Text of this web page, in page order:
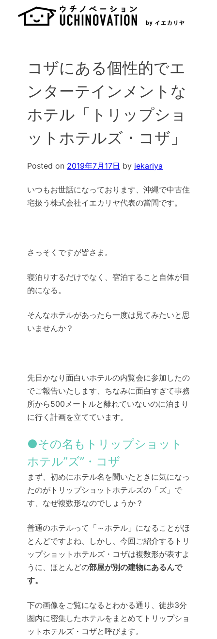
コザにある個性的でエ
ンターテインメントな
ホテル「トリップショ
ットホテルズ・コザ」
Posted on 2019年7月17日 by iekariya
いつもお世話になっております、沖縄で中古住
宅扱う株式会社イエカリヤ代表の當間です。
さっそくですが皆さま。
寝泊りするだけでなく、宿泊すること自体が目
的になる。
そんなホテルがあったら一度は見てみたいと思
いませんか？
先日かなり面白いホテルの内覧会に参加したの
でご報告いたします、ちなみに面白すぎて事務
所から500メートルと離れていないのに泊まり
に行く計画を立てています。
●その名もトリップショット
ホテル”ズ”・コザ
まず、初めにホテル名を聞いたときに気になっ
たのがトリップショットホテルズの「ズ」で
す、 なぜ複数形なのでしょうか？
普通のホテルって「～ホテル」になることがほ
とんどですよね、しかし、今回ご紹介するトリ
ップショットホテルズ・コザは複数形が表すよ
うに、ほとんどの部屋が別の建物にあるんで
す。
下の画像をご覧になるとわかる通り、徒歩3分
圏内に密集したホテルをまとめてトリップショ
ットホテルズ・コザと呼びます。